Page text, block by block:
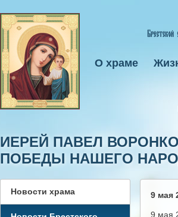
О храме
ИЕРЕЙ ПАВЕЛ
ПОБЕДЫ НАШЕГО
Новости храма 9 мая
9 мая